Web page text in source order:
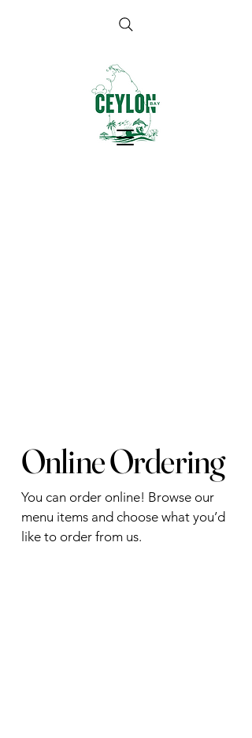
Online Ordering
You can order online! Browse our
menu items and choose what you’d
like to order from us.